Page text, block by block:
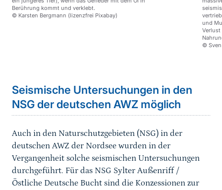
Berührung kommt und verklebt.
© Karsten Bergmann (lizenzfrei Pixabay)
und
©
Seismische Untersuchungen in den
NSG der deutschen AWZ möglich
Auch in den Naturschutzgebieten (NSG) in der
deutschen AWZ der Nordsee wurden in der
Vergangenheit solche seismischen Untersuchungen
durchgeführt. Für das NSG Sylter Außenriff /
Östliche Deutsche Bucht sind die Konzessionen zur